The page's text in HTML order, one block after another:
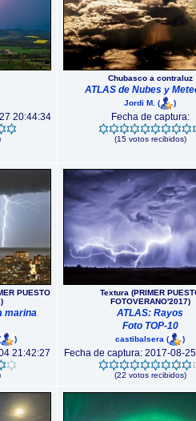
20:44:34
Chubasco a contraluz
ATLAS de Nubes y
Jordi M. ( )
Fecha de captura:
(15 votos recibidos)
PUESTO
marina
)
21:42:27
Textura (PRIMER
FOTOVERANO'2017)
ATLAS: Rayos
Foto TOP-10
castibalsera ( )
Fecha de captura: 2017-08-
(22 votos recibidos)